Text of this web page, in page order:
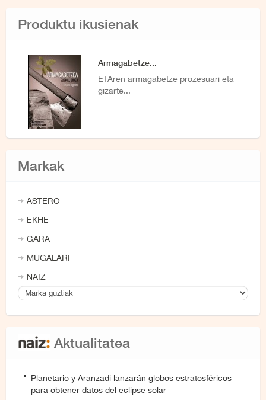
Produktu ikusienak
Armagabetze...
ETAren armagabetze prozesuari eta
gizarte...
Markak
ASTERO
EKHE
GARA
MUGALARI
NAIZ
Aktualitatea
Planetario y Aranzadi lanzarán globos estratosféricos
para obtener datos del eclipse solar